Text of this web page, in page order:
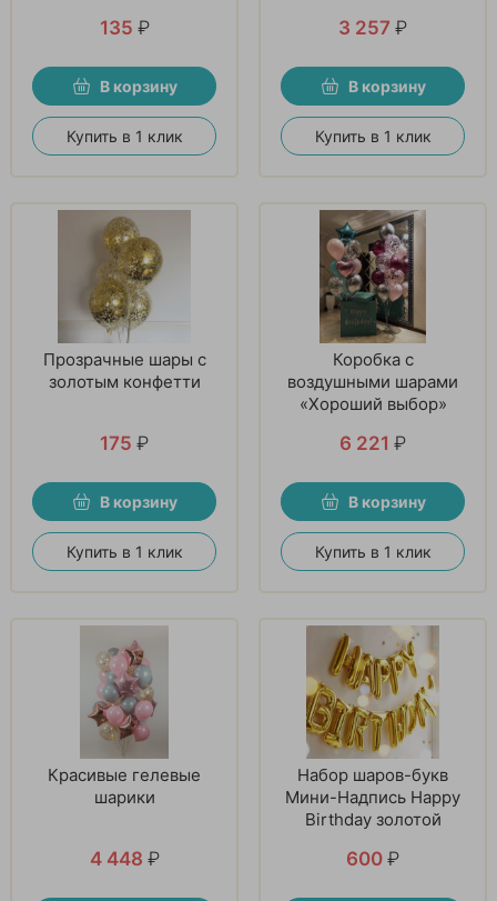
135 ₽
В корзину
Купить в 1 клик
3 257 ₽
В корзину
Купить в 1 клик
Прозрачные шары с
золотым конфетти
175 ₽
В корзину
Купить в 1 клик
Коробка с
воздушными шарами
«Хороший выбор»
6 221 ₽
В корзину
Купить в 1 клик
Красивые гелевые
шарики
4 448 ₽
Набор шаров-букв
Мини-Надпись Happy
Birthday золотой
600 ₽